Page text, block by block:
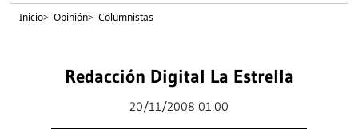
Inicio> Opinión> Columnistas
Redacción Digital La Estrella
20/11/2008 01:00